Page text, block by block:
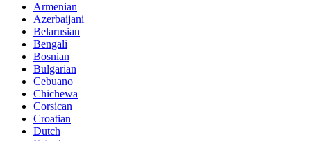
Armenian
Azerbaijani
Belarusian
Bengali
Bosnian
Bulgarian
Cebuano
Chichewa
Corsican
Croatian
Dutch